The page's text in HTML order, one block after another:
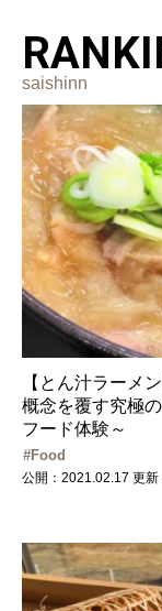
saishinn
【とん汁ラーメ
概念を覆す究極
フード体験～
Food
公開：2021.02.17 更新